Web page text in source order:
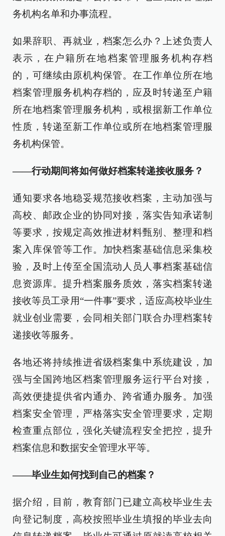
务机构名单和办事流程。
如果辞职、再就业，档案怎么办？上述负责人
表示，在户籍所在地档案管理服务机构存档
的，可继续由原机构保管。在工作单位所在地
档案管理服务机构存档的，应及时转递至户籍
所在地档案管理服务机构，或根据新工作单位
性质，转递至新工作单位或所在地档案管理服
务机构保管。
——行动期间将如何做好档案转递接收服务？
通知要求各地稳妥规范接收档案，主动加强与
高校、邮政企业的协同对接，落实告知承诺制
等要求，按规定高效推进材料甄别、整理和档
案入库保管等工作。加快档案基础信息采集校
验，及时上传至全国流动人员人事档案基础信
息资源库。提升档案服务质效，落实档案转递
接收等员工录用“一件事”要求，适应高校毕业生
就业创业需要，会同相关部门联合办理档案转
递接收等服务。
各地还将持续推进省级档案集中系统建设，加
强与全国跨地区档案管理服务运行平台对接，
高效便捷提供省内通办、跨省通办服务。加强
档案安全管理，严格落实安全管理要求，定期
检查重点部位，强化关键流程安全把控，提升
档案信息和数据安全管理水平等。
——毕业生如何找到自己的档案？
据介绍，目前，教育部门已建立高校毕业生去
向登记制度，高校按照毕业生填报的毕业去向